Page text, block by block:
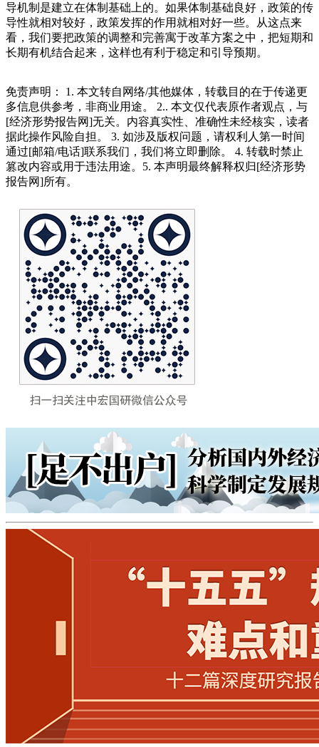
导机制是建立在体制基础上的。如果体制基础良好，政策的传
导性就相对较好，政策发挥的作用就相对好一些。从这点来
看，我们要把政策的调整和完善寓于改革方案之中，把短期和
长期有机结合起来，这样也有利于稳定和引导预期。
免责声明： 1. 本文转自网络/其他媒体，转载目的在于传递更
多信息供参考，非商业用途。 2.. 本文仅代表原作者观点，与
[经济形势报告网]无关。内容真实性、准确性未经核实，读者
据此操作风险自担。 3. 如涉及版权问题，请权利人第一时间
通过[邮箱/电话]联系我们，我们将立即删除。 4. 转载时禁止
篡改内容或用于违法用途。5. 本声明最终解释权归[经济形势
报告网]所有。